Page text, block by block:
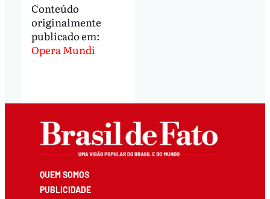
Conteúdo
originalmente
publicado em:
Opera Mundi
QUEM SOMOS
PUBLICIDADE